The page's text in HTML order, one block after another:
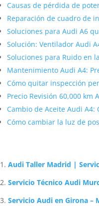
Causas de pérdida de
Reparación de cuadro de
Soluciones para Audi A6
Solución: Ventilador Audi
Soluciones para Ruido en
Mantenimiento Audi A4:
Cómo quitar inspección
Precio Revisión 60,000 km
Cambio de Aceite Audi A4:
Cómo cambiar la luz de
Audi Taller Madrid |
Servicio Técnico Audi
Servicio Audi en Girona –